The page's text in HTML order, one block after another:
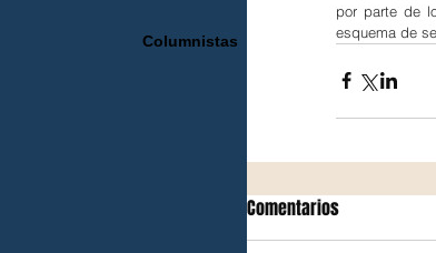
por parte de
esquema de
Comentarios
Columnistas